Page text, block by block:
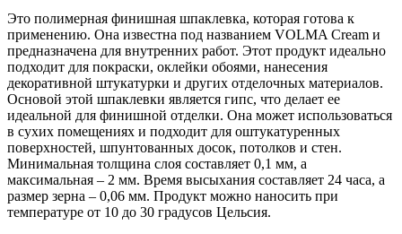
Это полимерная финишная шпаклевка, которая готова к
применению. Она известна под названием VOLMA Cream и
предназначена для внутренних работ. Этот продукт идеально
подходит для покраски, оклейки обоями, нанесения
декоративной штукатурки и других отделочных материалов.
Основой этой шпаклевки является гипс, что делает ее
идеальной для финишной отделки. Она может использоваться
в сухих помещениях и подходит для оштукатуренных
поверхностей, шпунтованных досок, потолков и стен.
Минимальная толщина слоя составляет 0,1 мм, а
максимальная – 2 мм. Время высыхания составляет 24 часа, а
размер зерна – 0,06 мм. Продукт можно наносить при
температуре от 10 до 30 градусов Цельсия.